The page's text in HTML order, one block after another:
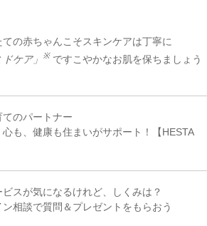
ての赤ちゃんこそスキンケアは丁寧に
ドケア」
※ ですこやかなお肌を保ちましょう
てのパートナー
心も、健康も住まいがサポート！【HESTA
スが気になるけれど、しくみは？
ン相談で質問＆プレゼントをもらおう